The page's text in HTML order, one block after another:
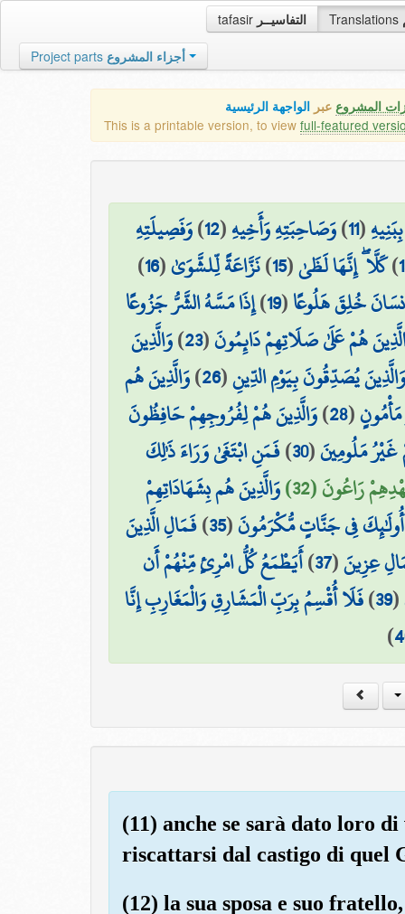
tafasir التفاسيــر Translations
Project parts أجزاء المشروع
المشروع عبر الواجهة الرئيسية
This is a printable version, to view full-featured
(
11
)وَصَاحِبَتِهِ وَأَخِيهِ(
12
)وَفَصِيلَتِهِ
)كَلَّا ۖ إِنَّهَا لَظَىٰ(
15
)نَزَّاعَةً لِّلشَّوَىٰ(
16
)
خُلِقَ هَلُوعًا(
19
)إِذَا مَسَّهُ الشَّرُّ جَزُوعًا
الَّذِينَ هُمْ عَلَىٰ صَلَاتِهِمْ دَائِمُونَ(
23
)وَالَّذِينَ
وَالَّذِينَ يُصَدِّقُونَ بِيَوْمِ الدِّينِ(
26
)وَالَّذِينَ هُم
(
28
)وَالَّذِينَ هُمْ لِفُرُوجِهِمْ حَافِظُونَ
غَيْرُ مَلُومِينَ(
30
)فَمَنِ ابْتَغَىٰ وَرَاءَ ذَٰلِكَ
رَاعُونَ (32)
وَالَّذِينَ هُم بِشَهَادَاتِهِمْ
أُولَٰئِكَ فِي جَنَّاتٍ مُّكْرَمُونَ(
35
)فَمَالِ الَّذِينَ
عِزِينَ(
37
)أَيَطْمَعُ كُلُّ امْرِئٍ مِّنْهُمْ أَن
(
39
)فَلَا أُقْسِمُ بِرَبِّ الْمَشَارِقِ وَالْمَغَارِبِ إِنَّا
)
(11) anche se sarà dato loro
riscattarsi dal castigo di quel
(12) la sua sposa e suo fratello,